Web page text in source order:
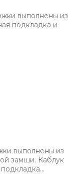
выполнены из
подкладка и
выполнены из
замши. Каблук